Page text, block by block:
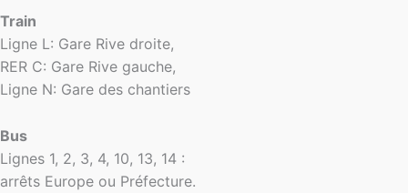
Train
Ligne L: Gare Rive droite,
RER C: Gare Rive gauche,
Ligne N: Gare des chantiers
Bus
Lignes 1, 2, 3, 4, 10, 13, 14 :
arrêts Europe ou Préfecture.